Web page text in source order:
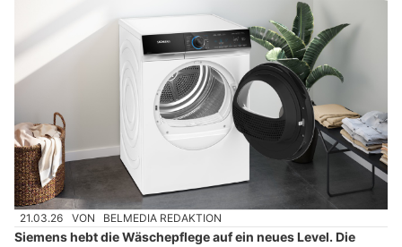
21.03.26 VON BELMEDIA REDAKTION
Siemens hebt die Wäschepflege auf ein neues Level. Die